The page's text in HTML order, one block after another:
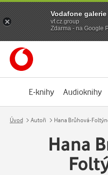
E-knihy Audioknihy
Úvod Autoři Hana Brůhová-
Hana
Vodafone galerie
vf.cz.group
Zdarma - na Google